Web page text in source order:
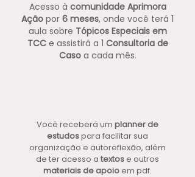
Acesso à comunidade Aprimora
Ação por 6 meses, onde você terá 1
aula sobre Tópicos Especiais em
TCCe assistirá a 1 Consultoria de
Caso a cada mês.
Você receberá um planner de
estudospara facilitar sua
organização e autoreflexão, além
de ter acesso a textose outros
materiais de apoioem pdf.